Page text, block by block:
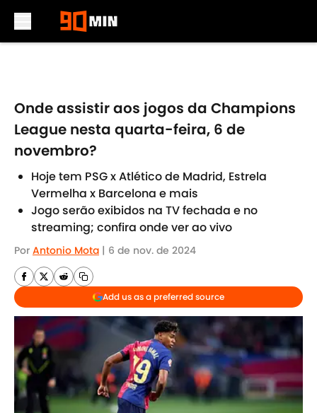
Onde assistir aos jogos da Champions
League nesta quarta-feira, 6 de
novembro?
Hoje tem PSG x Atlético de Madrid, Estrela
Vermelha x Barcelona e mais
Jogo serão exibidos na TV fechada e no
streaming; confira onde ver ao vivo
Por Antonio Mota | 6 de nov. de 2024
Add us as a preferred source